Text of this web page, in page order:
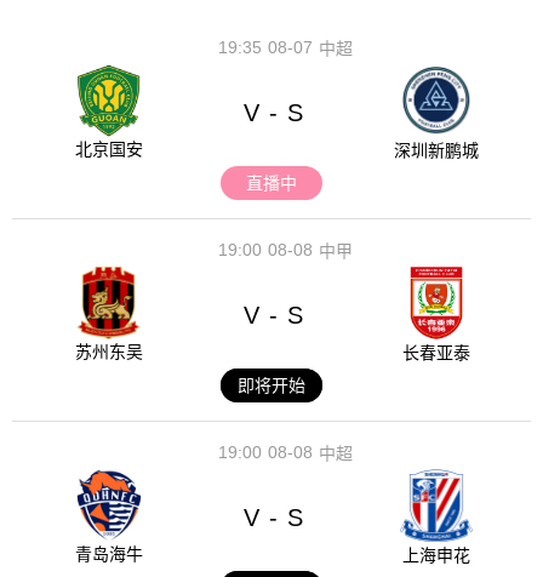
08-07
19:35 中超
北京国安
V - S
深圳新鹏城
直播中
08-08
19:00 中甲
苏州东吴
V - S
长春亚泰
即将开始
08-08
19:00 中超
青岛海牛
V - S
上海申花